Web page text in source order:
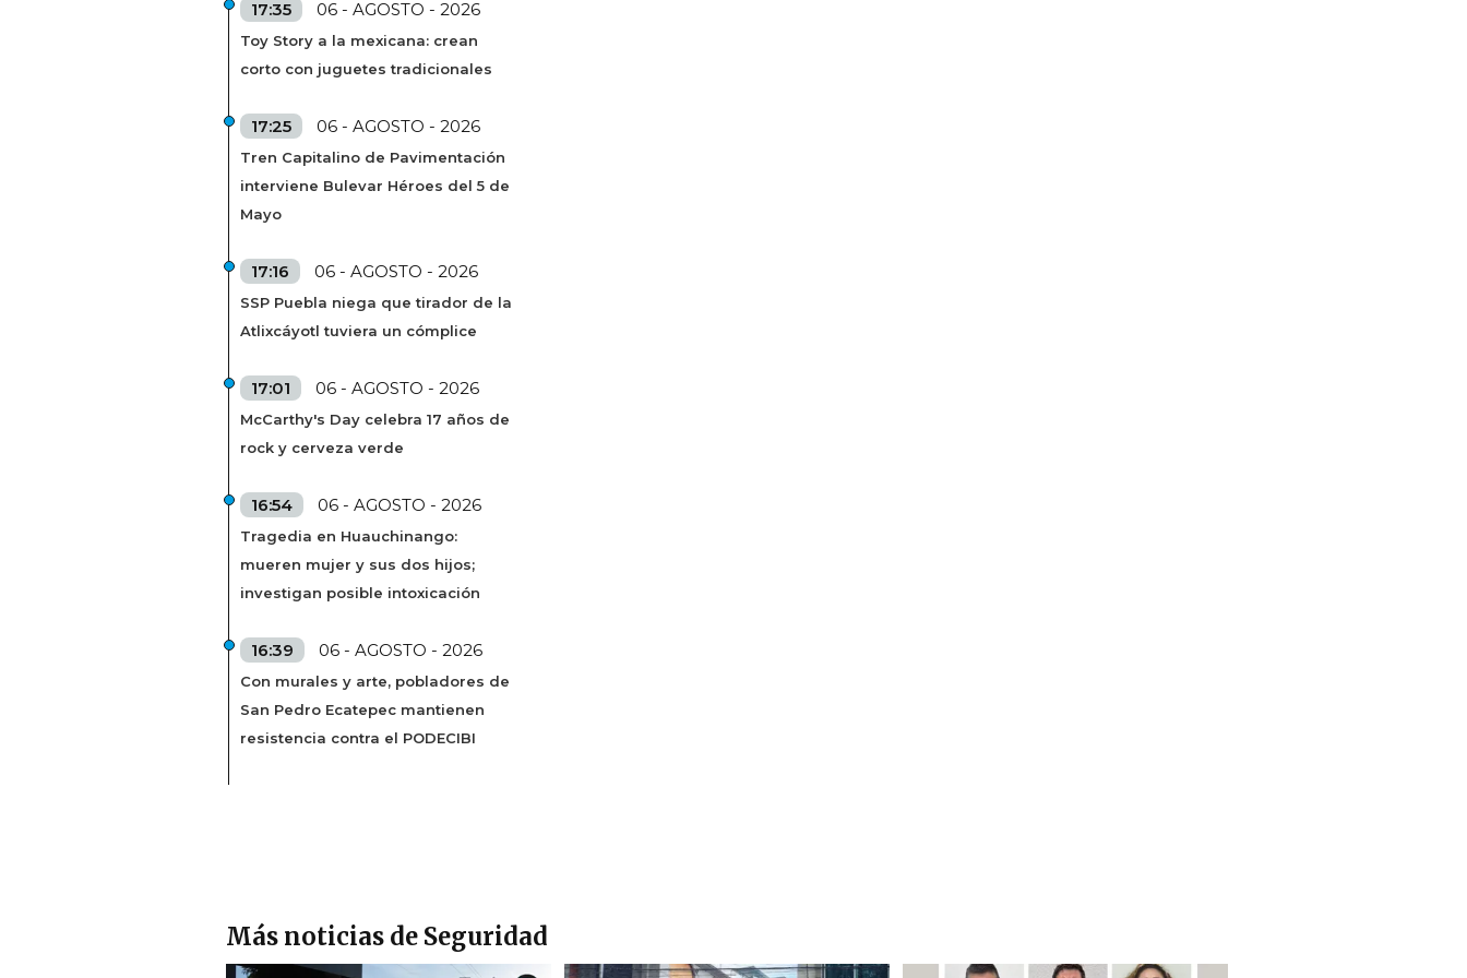
17:35 06 - AGOSTO - 2026
Toy Story a la mexicana: crean
corto con juguetes tradicionales
17:25 06 - AGOSTO - 2026
Tren Capitalino de Pavimentación
interviene Bulevar Héroes del 5 de
Mayo
17:16 06 - AGOSTO - 2026
SSP Puebla niega que tirador de la
Atlixcáyotl tuviera un cómplice
17:01 06 - AGOSTO - 2026
McCarthy's Day celebra 17 años de
rock y cerveza verde
16:54 06 - AGOSTO - 2026
Tragedia en Huauchinango:
mueren mujer y sus dos hijos;
investigan posible intoxicación
16:39 06 - AGOSTO - 2026
Con murales y arte, pobladores de
San Pedro Ecatepec mantienen
resistencia contra el PODECIBI
Más noticias de Seguridad